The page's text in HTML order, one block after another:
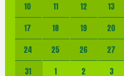
10
11 12 13
17
18 19 20
24
25 26 27
31
1 2 3